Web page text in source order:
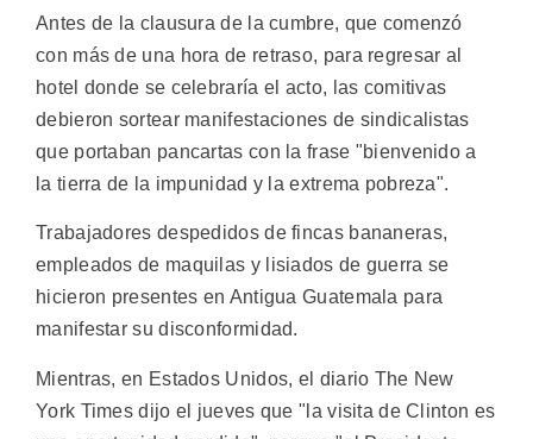
Antes de la clausura de la cumbre, que comenzó
con más de una hora de retraso, para regresar al
hotel donde se celebraría el acto, las comitivas
debieron sortear manifestaciones de sindicalistas
que portaban pancartas con la frase "bienvenido a
la tierra de la impunidad y la extrema pobreza".
Trabajadores despedidos de fincas bananeras,
empleados de maquilas y lisiados de guerra se
hicieron presentes en Antigua Guatemala para
manifestar su disconformidad.
Mientras, en Estados Unidos, el diario The New
York Times dijo el jueves que "la visita de Clinton es